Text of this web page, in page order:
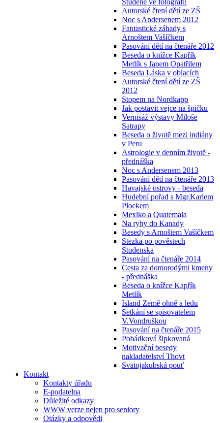
Studené ve fotografii
Autorské čtení dětí ze ZŠ
Noc s Andersenem 2012
Fantastické záhady s
Arnoštem Vašíčkem
Pasování dětí na čtenáře 2012
Beseda o knížce Kapřík
Metlík s Janem Opatřilem
Beseda Láska v oblacích
Autorské čtení dětí ze ZŠ
2012
Stopem na Nordkapp
Jak postavit vejce na špičku
Vernisáž výstavy Miloše
Satrapy
Beseda o životě mezi indiány
v Peru
Astrologie v denním životě -
přednáška
Noc s Andersenem 2013
Pasování dětí na čtenáře 2013
Havajské ostrovy - beseda
Hudební pořad s Mgr.Karlem
Plockem
Mexiko a Quatemala
Na ryby do Kanady
Besedy s Arnoštem Vašíčkem
Stezka po pověstech
Studenska
Pasování na čtenáře 2014
Cesta za domorodými kmeny
- přednáška
Beseda o knížce Kapřík
Metlík
Island Země ohně a ledu
Setkání se spisovatelem
V.Vondruškou
Pasování na čtenáře 2015
Pohádková šipkovaná
Motivační besedy
nakladatelství Thovt
Svatojakubská pouť
Kontakt
Kontakty úřadu
E-podatelna
Důležité odkazy
WWW verze nejen pro seniory
Otázky a odpovědi